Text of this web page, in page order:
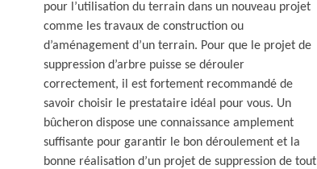
pour l’utilisation du terrain dans un nouveau projet
comme les travaux de construction ou
d’aménagement d’un terrain. Pour que le projet de
suppression d’arbre puisse se dérouler
correctement, il est fortement recommandé de
savoir choisir le prestataire idéal pour vous. Un
bûcheron dispose une connaissance amplement
suffisante pour garantir le bon déroulement et la
bonne réalisation d’un projet de suppression de tout